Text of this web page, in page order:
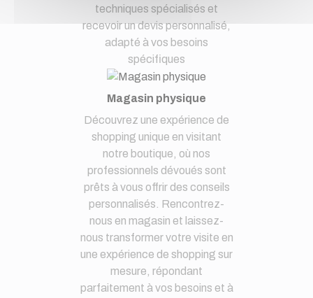
techniques spécialisés et
recevoir un devis personnalisé,
adapté à vos besoins
spécifiques
Magasin physique
Découvrez une expérience de
shopping unique en visitant
notre boutique, où nos
professionnels dévoués sont
prêts à vous offrir des conseils
personnalisés. Rencontrez-
nous en magasin et laissez-
nous transformer votre visite en
une expérience de shopping sur
mesure, répondant
parfaitement à vos besoins et à